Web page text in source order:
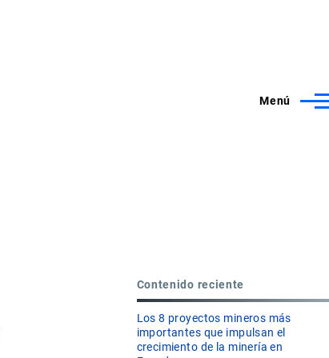
Menú
Contenido reciente
Los 8 proyectos mineros más
importantes que impulsan el
crecimiento de la minería en